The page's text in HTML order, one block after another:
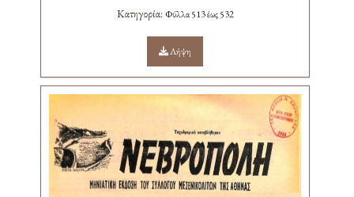
Κατηγορία: Φύλλα 513 έως 532
Λήψη